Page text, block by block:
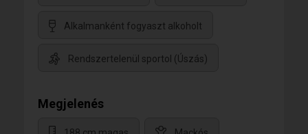
Alkalmanként fogyaszt alkoholt
Rendszertelenül sportol (Úszás)
Megjelenés